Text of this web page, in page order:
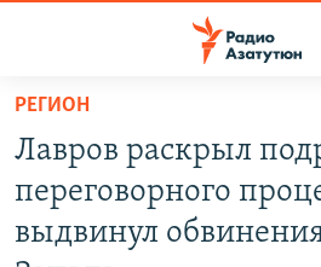
Перейти
основному
содержанию
Перейти
НОВОСТИ
ПОЛИТИКА
ОБЩЕСТВО
РЕГИОН
Лавров раскрыл
переговорного
выдвинул